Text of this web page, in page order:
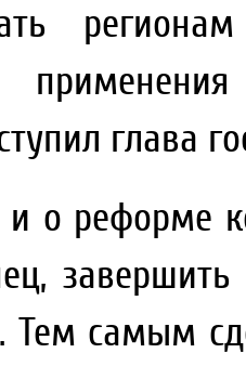
глава
о реформе
Тем самым